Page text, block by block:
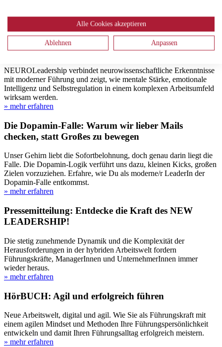
» mehr erfahren
Cool bleiben, wenn’s brennt mit NEUROLeadership
NEUROLeadership verbindet neurowissenschaftliche Erkenntnisse
mit moderner Führung und zeigt, wie mentale Stärke, emotionale
Intelligenz und Selbstregulation in einem komplexen Arbeitsumfeld
wirksam werden.
» mehr erfahren
Die Dopamin-Falle: Warum wir lieber Mails
checken, statt Großes zu bewegen
Unser Gehirn liebt die Sofortbelohnung, doch genau darin liegt die
Falle. Die Dopamin-Logik verführt uns dazu, kleinen Kicks, großen
Zielen vorzuziehen. Erfahre, wie Du als moderne/r LeaderIn der
Dopamin-Falle entkommst.
» mehr erfahren
Pressemitteilung: Entdecke die Kraft des NEW
LEADERSHIP!
Die stetig zunehmende Dynamik und die Komplexität der
Herausforderungen in der hybriden Arbeitswelt fordern
Führungskräfte, ManagerInnen und UnternehmerInnen immer
wieder heraus.
» mehr erfahren
HörBUCH: Agil und erfolgreich führen
Neue Arbeitswelt, digital und agil. Wie Sie als Führungskraft mit
einem agilen Mindset und Methoden Ihre Führungspersönlichkeit
entwickeln und damit Ihren Führungsalltag erfolgreich meistern.
» mehr erfahren
Alle Cookies akzeptieren
Ablehnen Anpassen